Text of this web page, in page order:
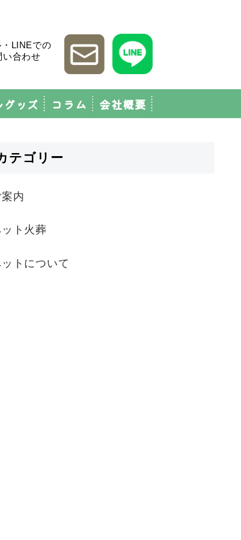
・LINEでの
い合わせ
ッズ コラム 会社概要
テゴリー
案内
ト火葬
トについて